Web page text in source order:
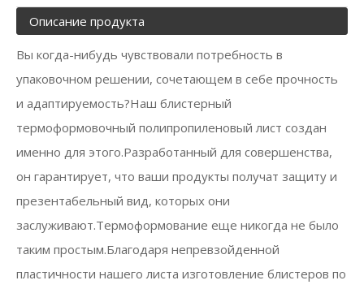
Описание продукта
Вы когда-нибудь чувствовали потребность в
упаковочном решении, сочетающем в себе прочность
и адаптируемость?Наш блистерный
термоформовочный полипропиленовый лист создан
именно для этого.Разработанный для совершенства,
он гарантирует, что ваши продукты получат защиту и
презентабельный вид, которых они
заслуживают.Термоформование еще никогда не было
таким простым.Благодаря непревзойденной
пластичности нашего листа изготовление блистеров по